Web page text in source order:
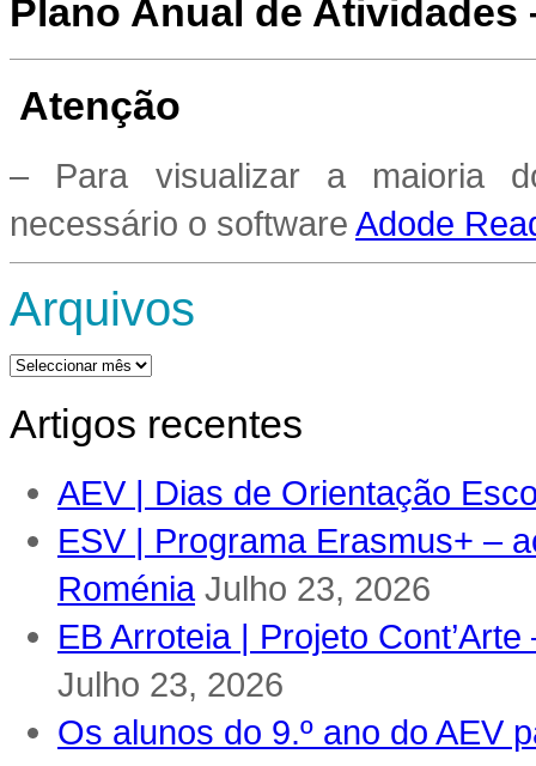
Plano Anual de Atividades
Atenção
– Para visualizar a maioria
necessário o software Adode
Arquivos
Arquivos
Artigos recentes
AEV | Dias de Orientação
ESV | Programa Erasmus+ –
Roménia Julho 23, 2026
EB Arroteia | Projeto
Julho 23, 2026
Os alunos do 9.º ano do AEV